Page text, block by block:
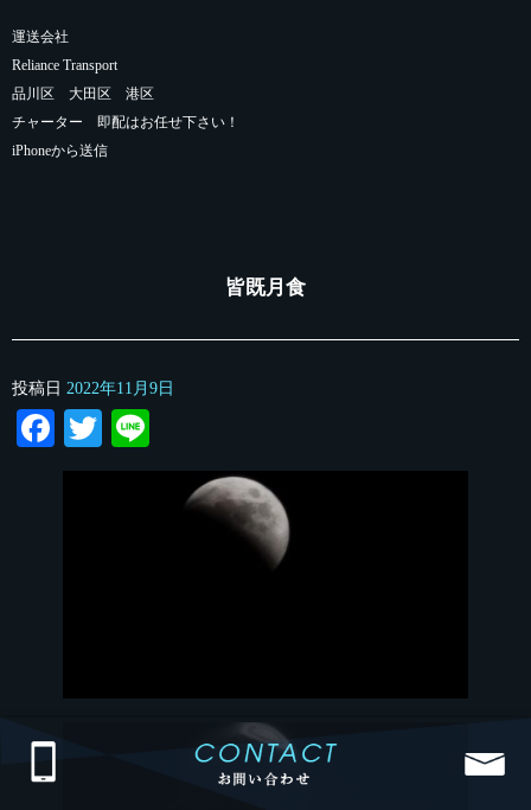
運送会社
Reliance Transport
品川区 大田区 港区
チャーター 即配はお任せ下さい！
iPhoneから送信
皆既月食
投稿日 2022年11月9日
Facebook
Twitter